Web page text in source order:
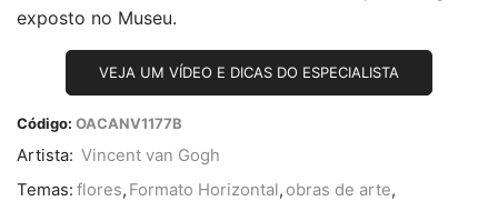
exposto no Museu.
VEJA UM VÍDEO E DICAS DO ESPECIALISTA
Código: OACANV1177B
Artista: Vincent van Gogh
Temas: flores, Formato Horizontal, obras de arte,